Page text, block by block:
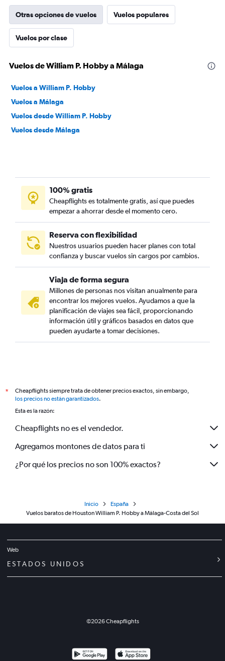
Otras opciones de vuelos Vuelos populares
Vuelos por clase
Vuelos de William P. Hobby a Málaga
Vuelos a William P. Hobby
Vuelos a Málaga
Vuelos desde William P. Hobby
Vuelos desde Málaga
100% gratis
Cheapflights es totalmente gratis, así que puedes
empezar a ahorrar desde el momento cero.
Reserva con flexibilidad
Nuestros usuarios pueden hacer planes con total
confianza y buscar vuelos sin cargos por cambios.
Viaja de forma segura
Millones de personas nos visitan anualmente para
encontrar los mejores vuelos. Ayudamos a que la
planificación de viajes sea fácil, proporcionando
información útil y gráficos basados en datos que
pueden ayudarte a tomar decisiones.
*
Cheapflights siempre trata de obtener precios exactos, sin embargo,
los precios no están garantizados.
Esta es la razón:
Cheapflights no es el vendedor.
Agregamos montones de datos para ti
¿Por qué los precios no son 100% exactos?
Inicio
España
Vuelos baratos de Houston William P. Hobby a Málaga-Costa del Sol
Web
ESTADOS UNIDOS
©2026Cheapflights